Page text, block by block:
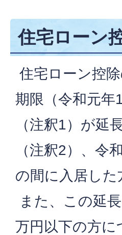
住宅ローン
住宅ローン控
期限（令和元年
（注釈1）が延
（注釈2）、令
の間に入居し
また、この延
万円以下の方